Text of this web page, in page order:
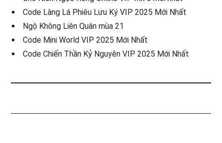
Code Làng Lá Phiêu Lưu Ký VIP 2025 Mới Nhất
Ngộ Không Liên Quân mùa 21
Code Mini World VIP 2025 Mới Nhất
Code Chiến Thần Kỷ Nguyên VIP 2025 Mới Nhất